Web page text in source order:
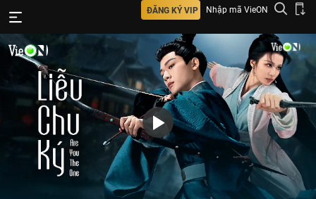
ĐĂNG KÝ VIP Nhập mã VieON